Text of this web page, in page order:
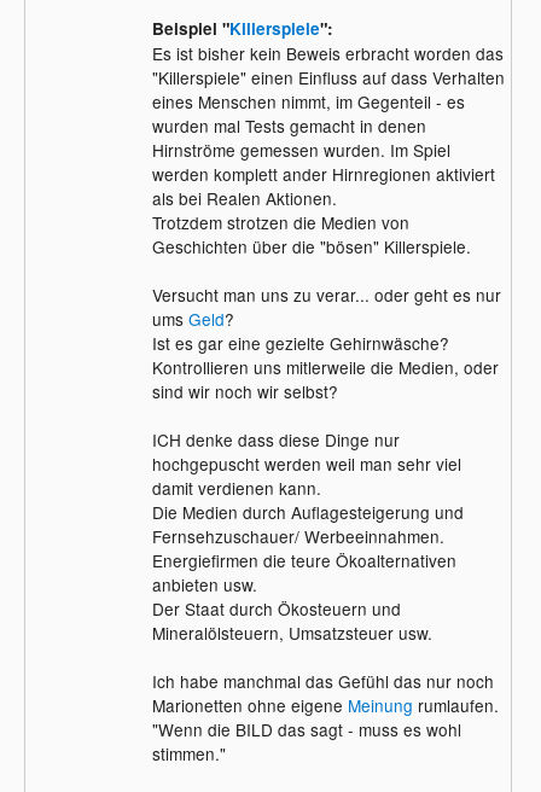
Beispiel "Killerspiele":
Es ist bisher kein Beweis erbracht worden das
"Killerspiele" einen Einfluss auf dass Verhalten
eines Menschen nimmt, im Gegenteil - es
wurden mal Tests gemacht in denen
Hirnströme gemessen wurden. Im Spiel
werden komplett ander Hirnregionen aktiviert
als bei Realen Aktionen.
Trotzdem strotzen die Medien von
Geschichten über die "bösen" Killerspiele.
Versucht man uns zu verar... oder geht es nur
ums Geld?
Ist es gar eine gezielte Gehirnwäsche?
Kontrollieren uns mitlerweile die Medien, oder
sind wir noch wir selbst?
ICH denke dass diese Dinge nur
hochgepuscht werden weil man sehr viel
damit verdienen kann.
Die Medien durch Auflagesteigerung und
Fernsehzuschauer/ Werbeeinnahmen.
Energiefirmen die teure Ökoalternativen
anbieten usw.
Der Staat durch Ökosteuern und
Mineralölsteuern, Umsatzsteuer usw.
Ich habe manchmal das Gefühl das nur noch
Marionetten ohne eigene Meinung rumlaufen.
"Wenn die BILD das sagt - muss es wohl
stimmen."